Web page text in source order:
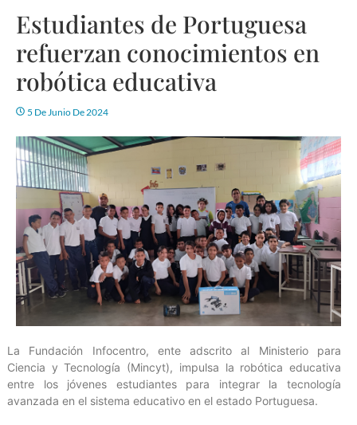
Estudiantes de Portuguesa
refuerzan conocimientos en
robótica educativa
5 De Junio De 2024
La Fundación Infocentro, ente adscrito al Ministerio para
Ciencia y Tecnología (Mincyt), impulsa la robótica educativa
entre los jóvenes estudiantes para integrar la tecnología
avanzada en el sistema educativo en el estado Portuguesa.